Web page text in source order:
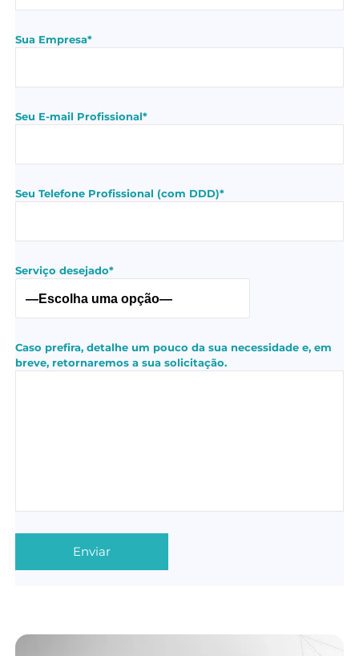
Sua Empresa*
Seu E-mail Profissional*
Seu Telefone Profissional (com DDD)*
Serviço desejado*
Caso prefira, detalhe um pouco da sua necessidade e, em
breve, retornaremos a sua solicitação.